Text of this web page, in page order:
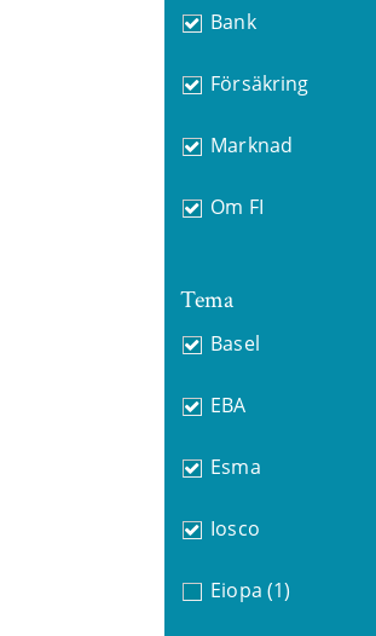
Bank
Försäkring
Marknad
Om FI
Tema
Basel
EBA
Esma
Iosco
Eiopa (1)